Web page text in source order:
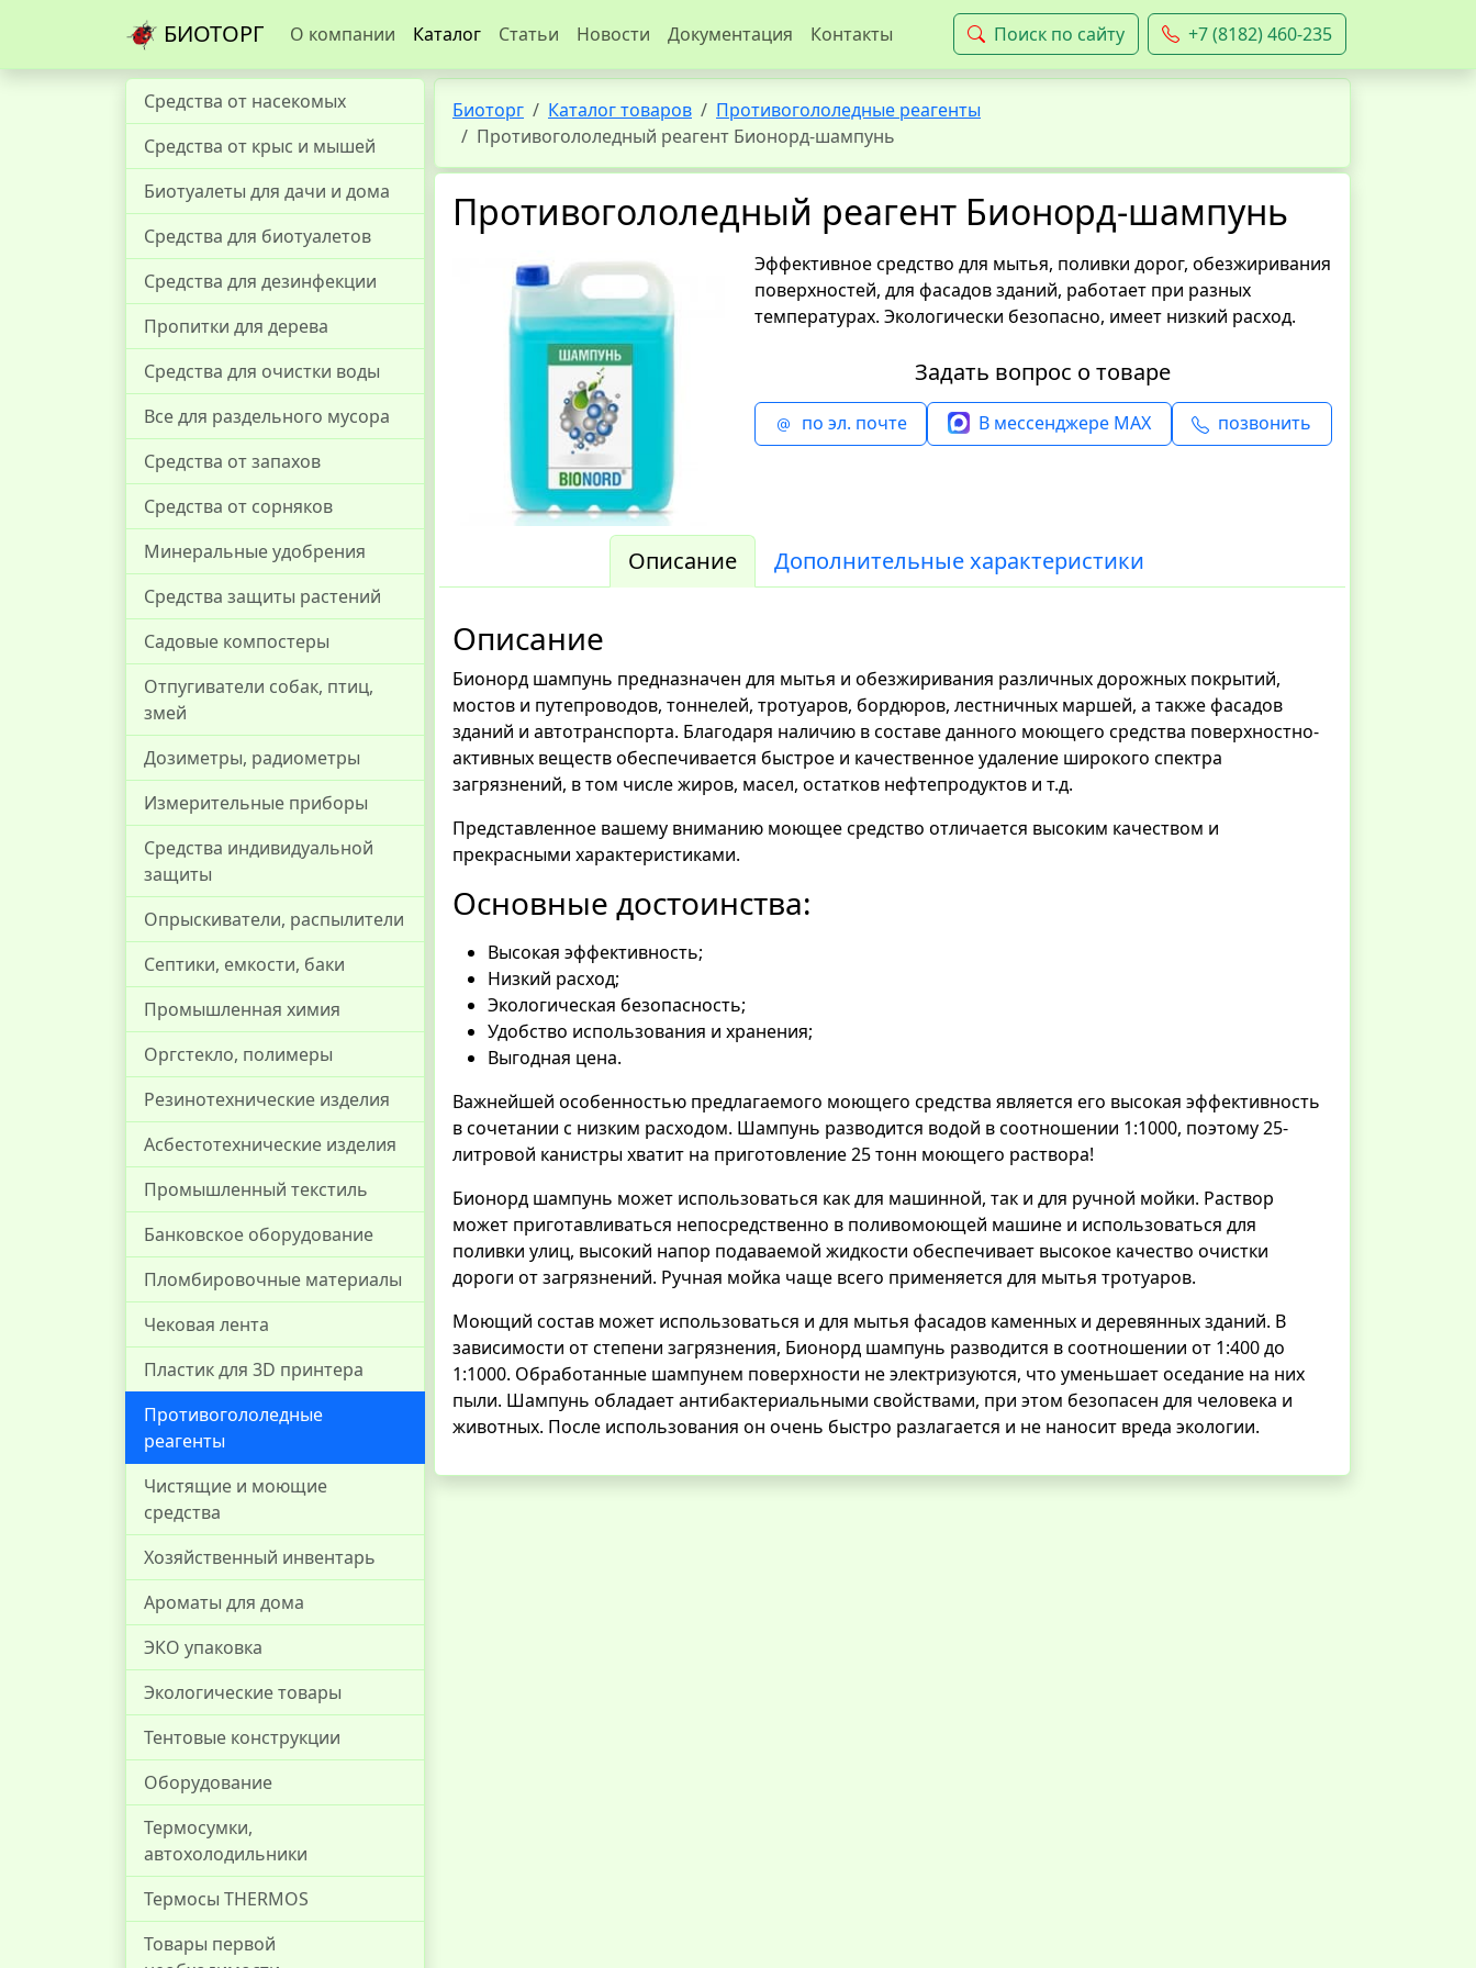
БИОТОРГ О компании Каталог Статьи Новости Документация Контакты Поиск по сайту +7 (8182) 460-235
Средства от насекомых
Средства от крыс и мышей
Биотуалеты для дачи и дома
Средства для биотуалетов
Средства для дезинфекции
Пропитки для дерева
Средства для очистки воды
Все для раздельного мусора
Средства от запахов
Средства от сорняков
Минеральные удобрения
Средства защиты растений
Садовые компостеры
Отпугиватели собак, птиц,
змей
Дозиметры, радиометры
Измерительные приборы
Средства индивидуальной
защиты
Опрыскиватели, распылители
Септики, емкости, баки
Промышленная химия
Оргстекло, полимеры
Резинотехнические изделия
Асбестотехнические изделия
Промышленный текстиль
Банковское оборудование
Пломбировочные материалы
Чековая лента
Пластик для 3D принтера
Противогололедные
реагенты
Чистящие и моющие
средства
Хозяйственный инвентарь
Ароматы для дома
ЭКО упаковка
Экологические товары
Тентовые конструкции
Оборудование
Термосумки,
автохолодильники
Термосы THERMOS
Товары первой
Биоторг Каталог товаров
Противогололедные реагенты
Противогололедный реагент Бионорд-шампунь
Противогололедный реагент Бионорд-шампунь
Эффективное средство для мытья, поливки дорог, обезжиривания
поверхностей, для фасадов зданий, работает при разных
температурах. Экологически безопасно, имеет низкий расход.
Задать вопрос о товаре
по эл. почте В мессенджере MAX позвонить
Описание Дополнительные характеристики
Описание
Бионорд шампунь предназначен для мытья и обезжиривания различных дорожных покрытий,
мостов и путепроводов, тоннелей, тротуаров, бордюров, лестничных маршей, а также фасадов
зданий и автотранспорта. Благодаря наличию в составе данного моющего средства поверхностно-
активных веществ обеспечивается быстрое и качественное удаление широкого спектра
загрязнений, в том числе жиров, масел, остатков нефтепродуктов и т.д.
Представленное вашему вниманию моющее средство отличается высоким качеством и
прекрасными характеристиками.
Основные достоинства:
Высокая эффективность;
Низкий расход;
Экологическая безопасность;
Удобство использования и хранения;
Выгодная цена.
Важнейшей особенностью предлагаемого моющего средства является его высокая эффективность
в сочетании с низким расходом. Шампунь разводится водой в соотношении 1:1000, поэтому 25-
литровой канистры хватит на приготовление 25 тонн моющего раствора!
Бионорд шампунь может использоваться как для машинной, так и для ручной мойки. Раствор
может приготавливаться непосредственно в поливомоющей машине и использоваться для
поливки улиц, высокий напор подаваемой жидкости обеспечивает высокое качество очистки
дороги от загрязнений. Ручная мойка чаще всего применяется для мытья тротуаров.
Моющий состав может использоваться и для мытья фасадов каменных и деревянных зданий. В
зависимости от степени загрязнения, Бионорд шампунь разводится в соотношении от 1:400 до
1:1000. Обработанные шампунем поверхности не электризуются, что уменьшает оседание на них
пыли. Шампунь обладает антибактериальными свойствами, при этом безопасен для человека и
животных. После использования он очень быстро разлагается и не наносит вреда экологии.